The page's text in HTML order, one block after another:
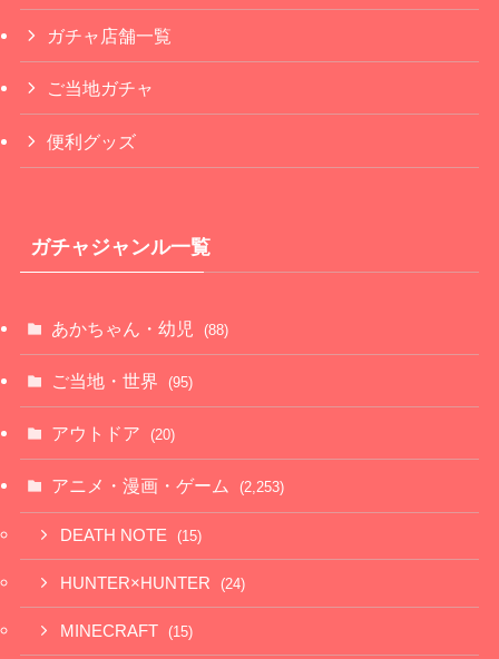
ガチャ店舗一覧
ご当地ガチャ
便利グッズ
ガチャジャンル一覧
あかちゃん・幼児 (88)
ご当地・世界 (95)
アウトドア (20)
アニメ・漫画・ゲーム (2,253)
DEATH NOTE (15)
HUNTER×HUNTER (24)
MINECRAFT (15)